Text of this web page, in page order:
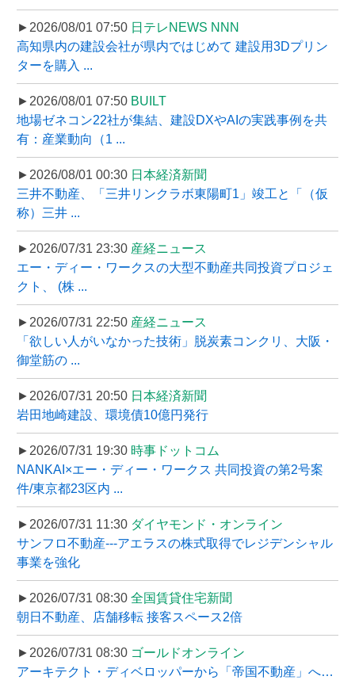
►2026/08/01 07:50 日テレNEWS NNN
高知県内の建設会社が県内ではじめて 建設用3Dプリン
ターを購入 ...
►2026/08/01 07:50 BUILT
地場ゼネコン22社が集結、建設DXやAIの実践事例を共
有：産業動向（1 ...
►2026/08/01 00:30 日本経済新聞
三井不動産、「三井リンクラボ東陽町1」竣工と「（仮
称）三井 ...
►2026/07/31 23:30 産経ニュース
エー・ディー・ワークスの大型不動産共同投資プロジェ
クト、 (株 ...
►2026/07/31 22:50 産経ニュース
「欲しい人がいなかった技術」脱炭素コンクリ、大阪・
御堂筋の ...
►2026/07/31 20:50 日本経済新聞
岩田地崎建設、環境債10億円発行
►2026/07/31 19:30 時事ドットコム
NANKAI×エー・ディー・ワークス 共同投資の第2号案
件/東京都23区内 ...
►2026/07/31 11:30 ダイヤモンド・オンライン
サンフロ不動産---アエラスの株式取得でレジデンシャル
事業を強化
►2026/07/31 08:30 全国賃貸住宅新聞
朝日不動産、店舗移転 接客スペース2倍
►2026/07/31 08:30 ゴールドオンライン
アーキテクト・ディベロッパーから「帝国不動産」へ…